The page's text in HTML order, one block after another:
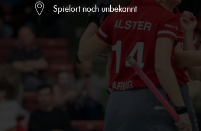
Spielort noch unbekannt